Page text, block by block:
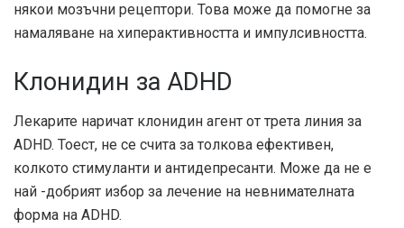
някои мозъчни рецептори. Това може да помогне за
намаляване на хиперактивността и импулсивността.
Клонидин за ADHD
Лекарите наричат ​​клонидин агент от трета линия за
ADHD. Тоест, не се счита за толкова ефективен,
колкото стимуланти и антидепресанти. Може да не е
най -добрият избор за лечение на невнимателната
форма на ADHD.